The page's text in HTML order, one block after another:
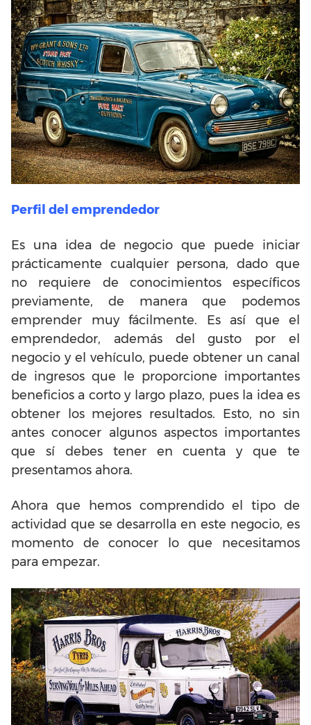
Perfil del emprendedor
Es una idea de negocio que puede iniciar
prácticamente cualquier persona, dado que
no requiere de conocimientos específicos
previamente, de manera que podemos
emprender muy fácilmente. Es así que el
emprendedor, además del gusto por el
negocio y el vehículo, puede obtener un canal
de ingresos que le proporcione importantes
beneficios a corto y largo plazo, pues la idea es
obtener los mejores resultados. Esto, no sin
antes conocer algunos aspectos importantes
que sí debes tener en cuenta y que te
presentamos ahora.
Ahora que hemos comprendido el tipo de
actividad que se desarrolla en este negocio, es
momento de conocer lo que necesitamos
para empezar.